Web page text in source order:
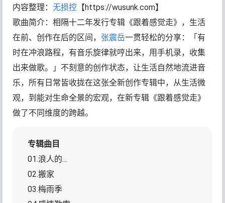
内容整理：无损控 【https://wusunk.com】
歌曲简介：相隔十二年发行专辑《跟着感觉走》，生活
在前、创作在后的区间， 张震岳一贯轻松的分享：「有
时在冲浪路程，有音乐旋律就哼出来，用手机录，收集
出来做歌。」不刻意的创作状态，让生活自然地流进音
乐，所有日常皆收拢在这张全新创作专辑中，从生活微
观，到能对生命全景的宏观，在新专辑《跟着感觉走》
做了不同维度的跨越。
专辑曲目
01.浪人的…
02.搬家
03.梅雨季